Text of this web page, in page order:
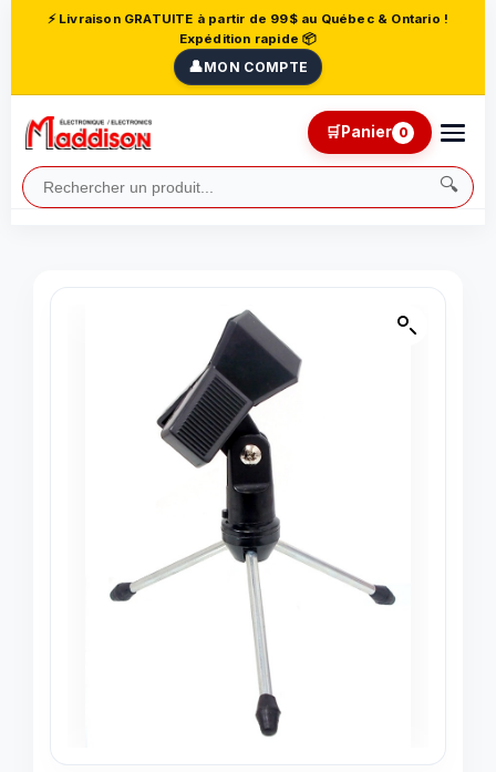
⚡ Livraison GRATUITE à partir de 99$ au Québec & Ontario !
Expédition rapide 📦
👤MON COMPTE
🔍
🛒Panier 0